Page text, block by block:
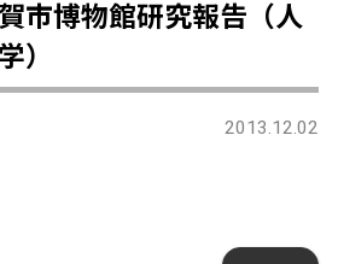
市博物館研究報告（人
）
2013.12.02